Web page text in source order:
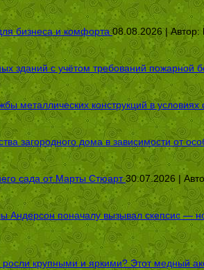
бизнеса и комфорта 08.08.2026 | Автор:
зданий с учётом требований пожарной
металлических конструкций в условиях
загородного дома в зависимости от
сада от Марты Стюарт 30.07.2026 |
поначалу вызывал скепсис — но
крупными и яркими? Этот медный